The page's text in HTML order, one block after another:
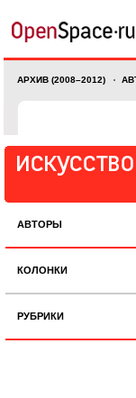
АРХИВ (2008–2012)
АВТОРЫ
КОЛОНКИ
РУБРИКИ